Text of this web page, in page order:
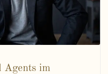
Agents im